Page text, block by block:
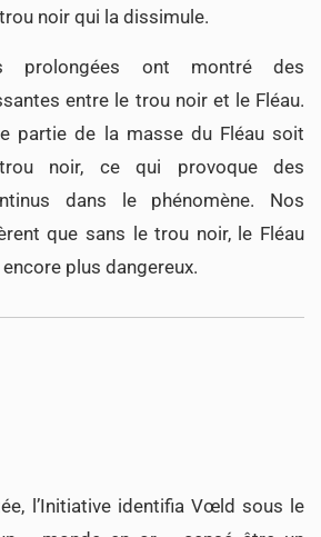
noir qui la dissimule.
prolongées ont montré des
entre le trou noir et le Fléau.
partie de la masse du Fléau soit
noir, ce qui provoque des
dans le phénomène. Nos
que sans le trou noir, le Fléau
plus dangereux.
l’Initiative identifia Vœld sous le